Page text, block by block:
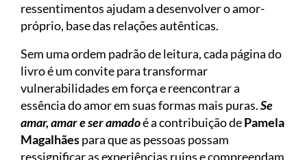
ressentimentos ajudam a desenvolver o amor-
próprio, base das relações autênticas.
Sem uma ordem padrão de leitura, cada página do
livro é um convite para transformar
vulnerabilidades em força e reencontrar a
essência do amor em suas formas mais puras.Se
amar, amar e ser amadoé a contribuição dePamela
Magalhãespara que as pessoas possam
ressignificar as experiências ruins e compreendam